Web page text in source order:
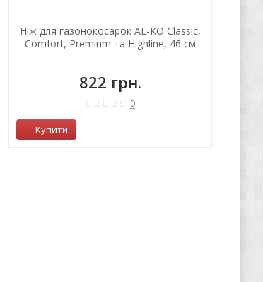
Ніж для газонокосарок AL-KO Classic,
Comfort, Premium та Highline, 46 см
822 грн.
0
Купити